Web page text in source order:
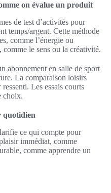
on évalue un produit
de test d’activités pour
temps/argent. Cette méthode
comme l’énergie ou
comme le sens ou la créativité.
abonnement en salle de sport
La comparaison loisirs
Les essais courts
choix.
quotidien
ce qui compte pour
immédiat, comme
comme apprendre un